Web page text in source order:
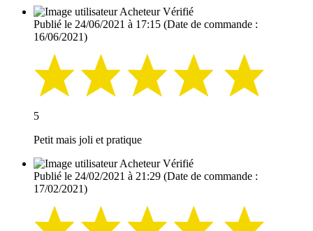
Acheteur Vérifié
Publié le 24/06/2021 à 17:15 (Date de commande :
16/06/2021)
5
Petit mais joli et pratique
Acheteur Vérifié
Publié le 24/02/2021 à 21:29 (Date de commande :
17/02/2021)